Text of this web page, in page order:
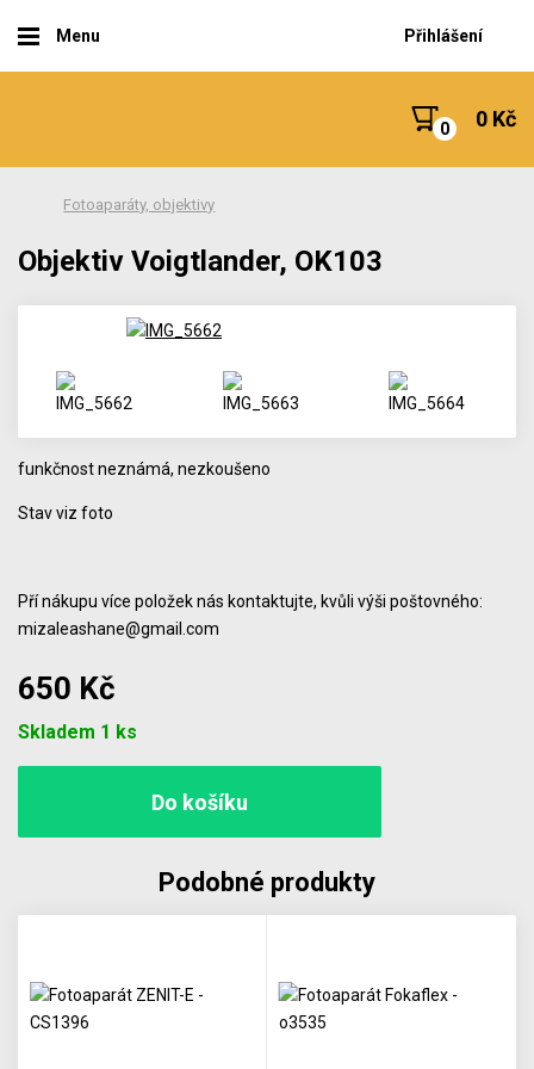
Menu Přihlášení
0 Kč
Fotoaparáty, objektivy
Objektiv Voigtlander, OK103
funkčnost neznámá, nezkoušeno
Stav viz foto
Pří nákupu více položek nás kontaktujte, kvůli výši poštovného:
mizaleashane@gmail.com
650 Kč
Skladem 1 ks
Podobné produkty